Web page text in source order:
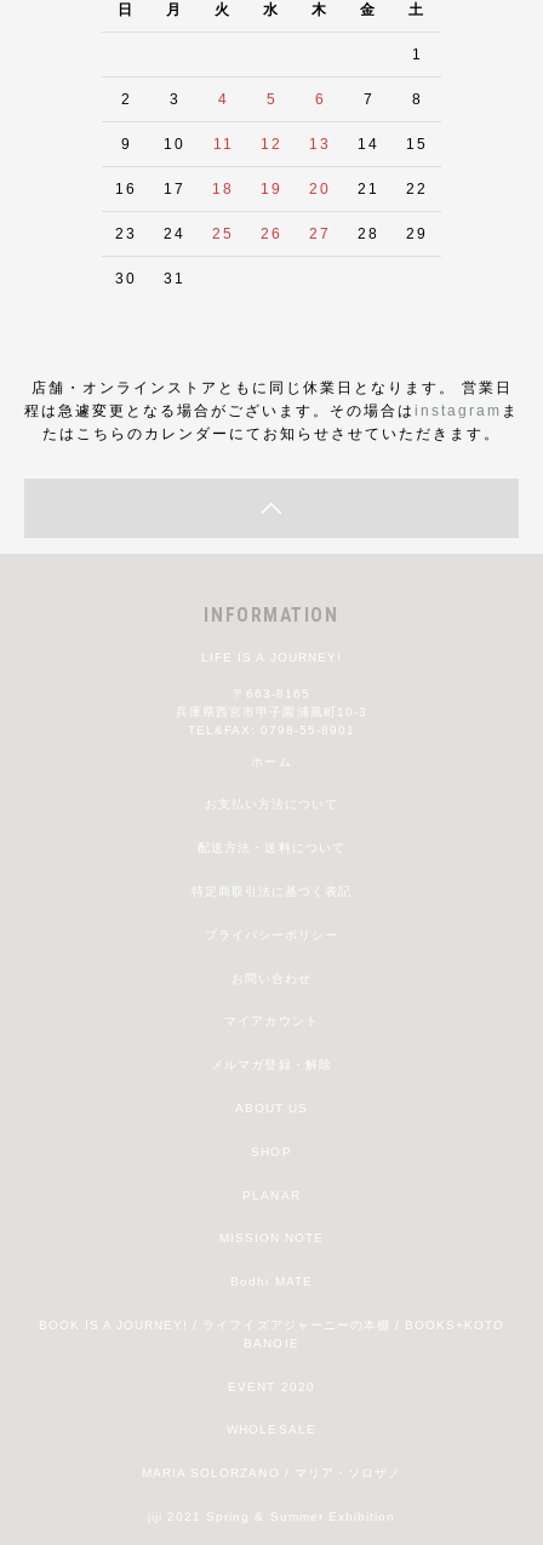
日 月 火 水 木 金 土
1
2 3 4 5 6 7 8
9 10 11 12 13 14 15
16 17 18 19 20 21 22
23 24 25 26 27 28 29
30 31
店舗・オンラインストアともに同じ休業日となります。 営業日
程は急遽変更となる場合がございます。その場合は instagram ま
たはこちらのカレンダーにてお知らせさせていただきます。
INFORMATION
LIFE IS A JOURNEY!
〒663-8165
兵庫県西宮市甲子園浦風町10-3
TEL&FAX: 0798-55-8901
ホーム
お支払い方法について
配送方法・送料について
特定商取引法に基づく表記
プライバシーポリシー
お問い合わせ
マイアカウント
メルマガ登録・解除
ABOUT US
SHOP
PLANAR
MISSION NOTE
Bodhi MATE
BOOK IS A JOURNEY! / ライフイズアジャーニーの本棚 / BOOKS+KOTO
BANOIE
EVENT 2020
WHOLESALE
MARIA SOLORZANO / マリア・ソロザノ
jiji 2021 Spring & Summer Exhibition